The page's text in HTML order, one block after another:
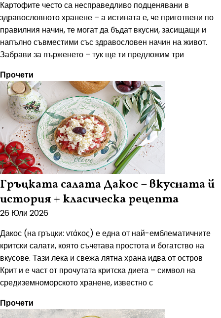
Картофите често са несправедливо подценявани в
здравословното хранене – а истината е, че приготвени по
правилния начин, те могат да бъдат вкусни, засищащи и
напълно съвместими със здравословен начин на живот.
Забрави за пърженето – тук ще ти предложим три
Прочети
Гръцката салата Дакос – вкусната й
история + класическа рецепта
26 Юли 2026
Дакос (на гръцки: ντάκος) е една от най-емблематичните
критски салати, която съчетава простота и богатство на
вкусове. Тази лека и свежа лятна храна идва от остров
Крит и е част от прочутата критска диета – символ на
средиземноморското хранене, известно с
Прочети